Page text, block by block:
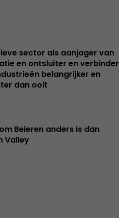
sector als aanjager van
en ontsluiter en verbinder
belangrijker en
dan ooit
Beieren anders is dan
Valley